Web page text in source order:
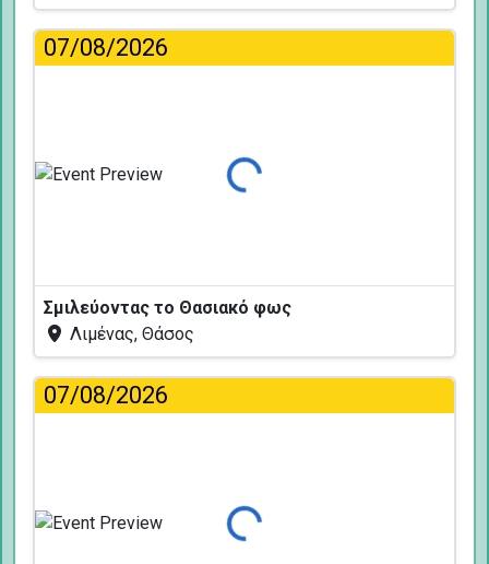
07/08/2026
Φόρτωση...
Σμιλεύοντας το Θασιακό φως
Λιμένας, Θάσος
07/08/2026
Φόρτωση...